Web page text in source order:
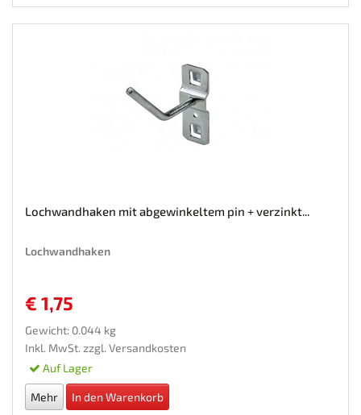
Lochwandhaken mit abgewinkeltem pin + verzinkt...
Lochwandhaken
€ 1,75
Gewicht: 0.044 kg
Inkl. MwSt. zzgl. Versandkosten
Auf Lager
Mehr In den Warenkorb